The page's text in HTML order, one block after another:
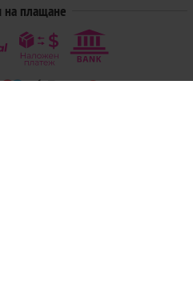
плащане